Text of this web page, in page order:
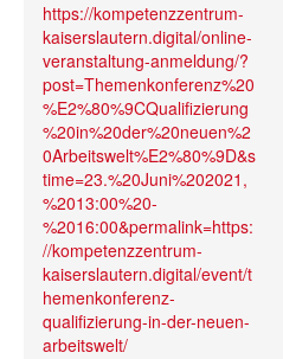
https://kompetenzzentrum-
kaiserslautern.digital/online-
veranstaltung-anmeldung/?
post=Themenkonferenz%20
%E2%80%9CQualifizierung
%20in%20der%20neuen%2
0Arbeitswelt%E2%80%9D&s
time=23.%20Juni%202021,
%2013:00%20-
%2016:00&permalink=https:
//kompetenzzentrum-
kaiserslautern.digital/event/t
hemenkonferenz-
qualifizierung-in-der-neuen-
arbeitswelt/